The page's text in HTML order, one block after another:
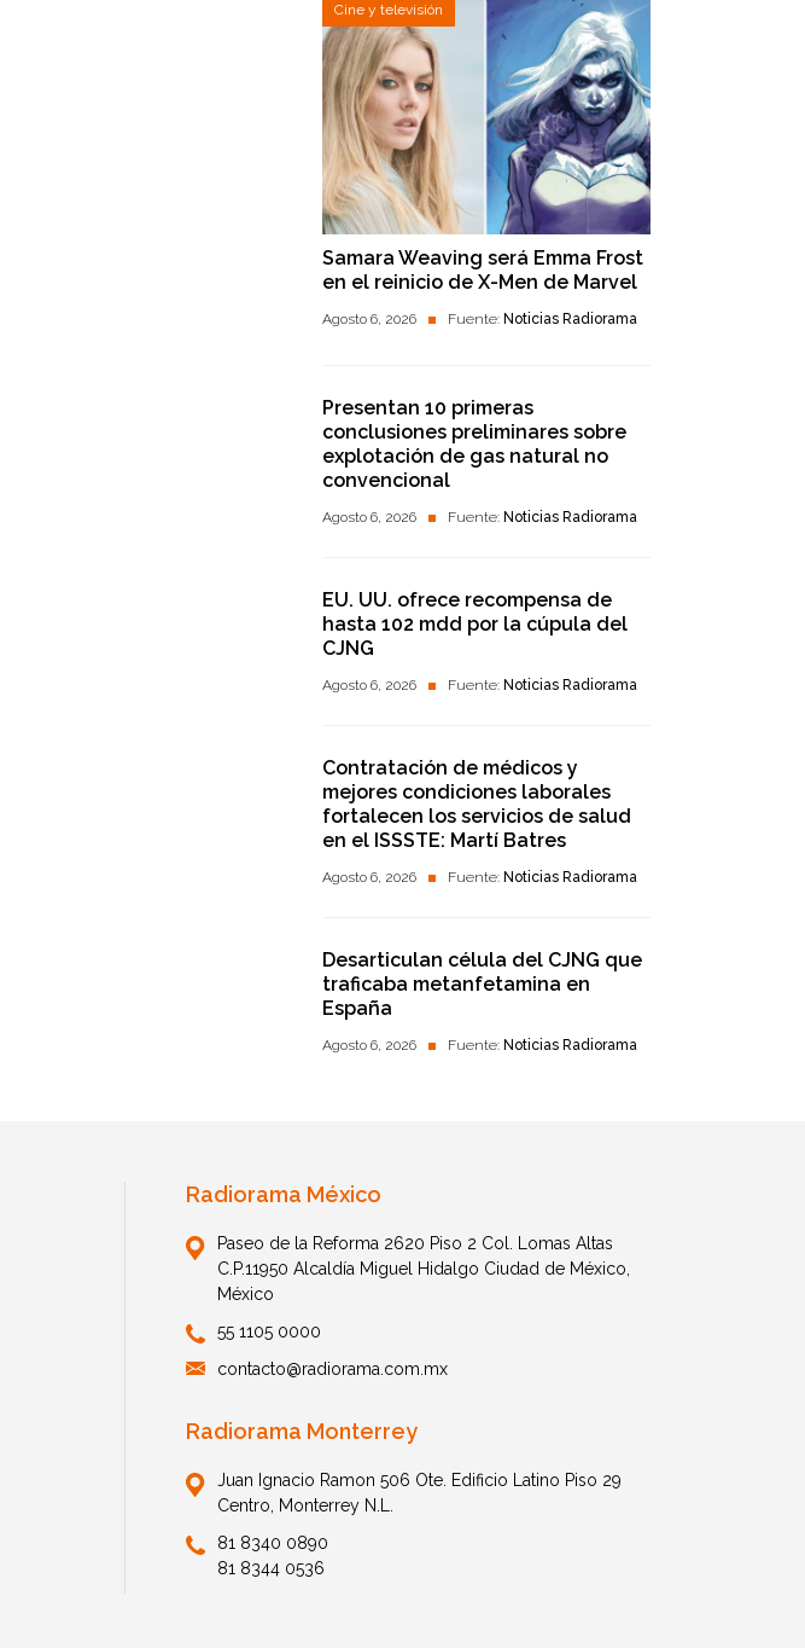
Cine y televisión
Samara Weaving será Emma Frost
en el reinicio de X-Men de Marvel
Agosto 6, 2026 Fuente: Noticias Radiorama
Presentan 10 primeras
conclusiones preliminares sobre
explotación de gas natural no
convencional
Agosto 6, 2026 Fuente: Noticias Radiorama
EU. UU. ofrece recompensa de
hasta 102 mdd por la cúpula del
CJNG
Agosto 6, 2026 Fuente: Noticias Radiorama
Contratación de médicos y
mejores condiciones laborales
fortalecen los servicios de salud
en el ISSSTE: Martí Batres
Agosto 6, 2026 Fuente: Noticias Radiorama
Desarticulan célula del CJNG que
traficaba metanfetamina en
España
Agosto 6, 2026 Fuente: Noticias Radiorama
Radiorama México
Paseo de la Reforma 2620 Piso 2 Col. Lomas Altas
C.P.11950 Alcaldía Miguel Hidalgo Ciudad de México,
México
55 1105 0000
contacto@radiorama.com.mx
Radiorama Monterrey
Juan Ignacio Ramon 506 Ote. Edificio Latino Piso 29
Centro, Monterrey N.L.
81 8340 0890
81 8344 0536